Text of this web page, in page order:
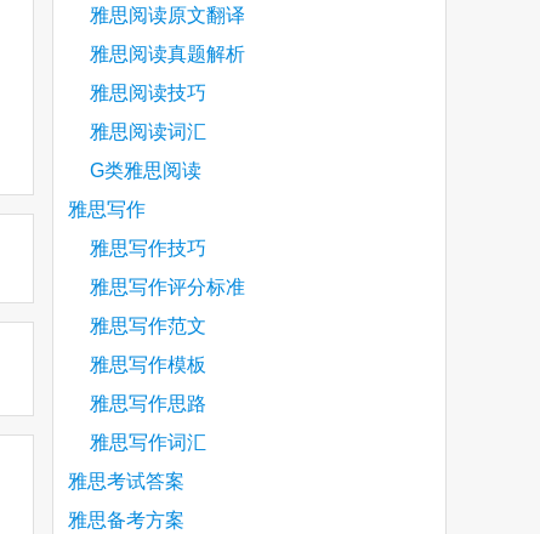
雅思阅读原文翻译
雅思阅读真题解析
雅思阅读技巧
雅思阅读词汇
G类雅思阅读
雅思写作
雅思写作技巧
雅思写作评分标准
雅思写作范文
雅思写作模板
雅思写作思路
雅思写作词汇
雅思考试答案
雅思备考方案